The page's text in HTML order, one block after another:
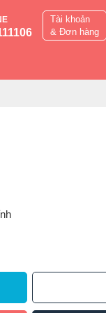
Tài khoản
& Đơn hàng